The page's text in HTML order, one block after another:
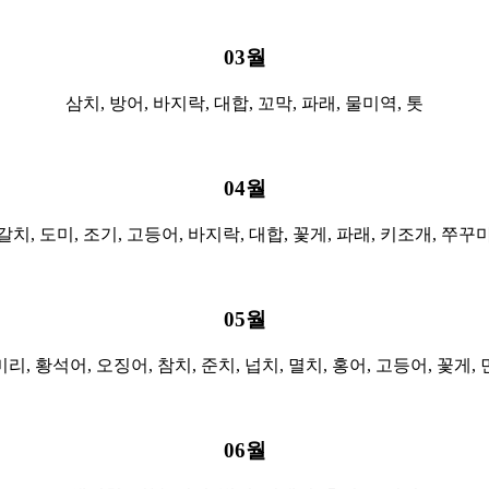
03월
삼치, 방어, 바지락, 대합, 꼬막, 파래, 물미역, 톳
04월
치, 도미, 조기, 고등어, 바지락, 대합, 꽃게, 파래, 키조개, 쭈꾸미
05월
리, 황석어, 오징어, 참치, 준치, 넙치, 멸치, 홍어, 고등어, 꽃게,
06월